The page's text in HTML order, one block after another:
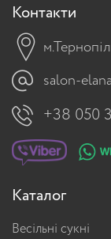
Контакти
salon-
+38 050
Каталог
Весільні сукні